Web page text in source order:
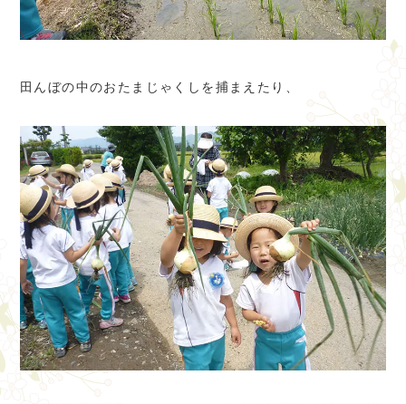
田んぼの中のおたまじゃくしを捕まえたり、